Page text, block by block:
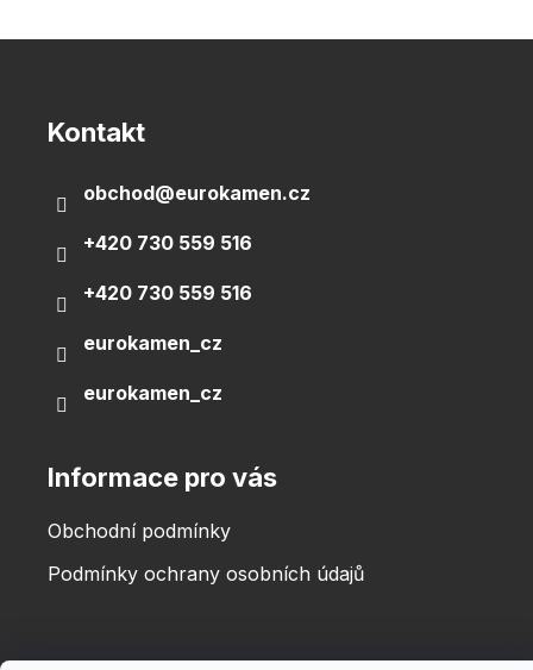
Kontakt
obchod@eurokamen.cz
+420 730 559 516
+420 730 559 516
eurokamen_cz
eurokamen_cz
Informace pro vás
Obchodní podmínky
Podmínky ochrany osobních údajů